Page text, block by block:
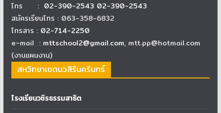
โทร : 02-390-2543 02-390-2543
สมัครเรียนโทร : 063-358-6832
โทรสาร : 02-714-2250
e-mail : mttschool2@gmail.com, mtt.pp@hotmail.com
(งานแผนงาน)
สหวิทยาเขตนวสิรินครินทร์
โรงเรียนวชิรธรรมสาธิต